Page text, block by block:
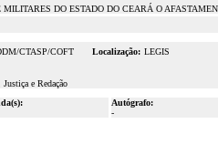
DO ESTADO DO CEARÁ O
CTASP/COFT Localização: LEGIS
e Redação
Autógrafo:
-